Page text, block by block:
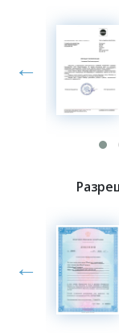
←
←